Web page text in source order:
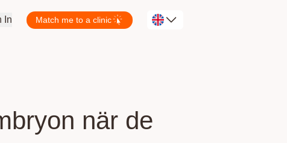
In Match me to a clinic
när de